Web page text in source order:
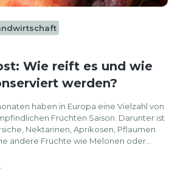
Wie reift es und wie
werden?
haben in Europa eine Vielzahl von
Früchten Saison. Darunter ist
Nektarinen, Aprikosen, Pflaumen
andere Früchte wie Melonen oder...